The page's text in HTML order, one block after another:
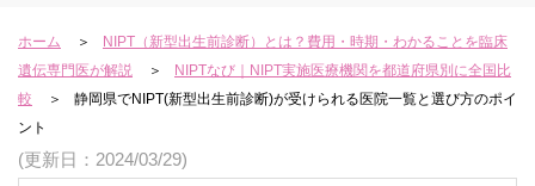
ホーム
NIPT（新型出生前診断）とは？費用・時期・わかることを臨床
遺伝専門医が解説
NIPTなび｜NIPT実施医療機関を都道府県別に全国比
較
静岡県でNIPT(新型出生前診断)が受けられる医院一覧と選び方のポイ
ント
(更新日：2024/03/29)